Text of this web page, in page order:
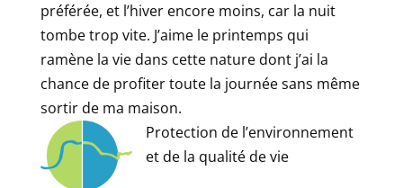
préférée, et l’hiver encore moins, car la nuit
tombe trop vite. J’aime le printemps qui
ramène la vie dans cette nature dont j’ai la
chance de profiter toute la journée sans même
sortir de ma maison.
Protection de l’environnement
et de la qualité de vie